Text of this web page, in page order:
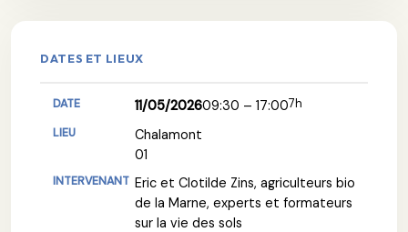
DATES ET LIEUX
11/05/202609:30 – 17:007h
Chalamont
01
Eric et Clotilde Zins, agriculteurs bio
de la Marne, experts et formateurs
sur la vie des sols